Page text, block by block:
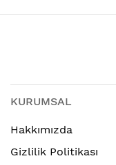
KURUMSAL
Hakkımızda
Gizlilik Politikası